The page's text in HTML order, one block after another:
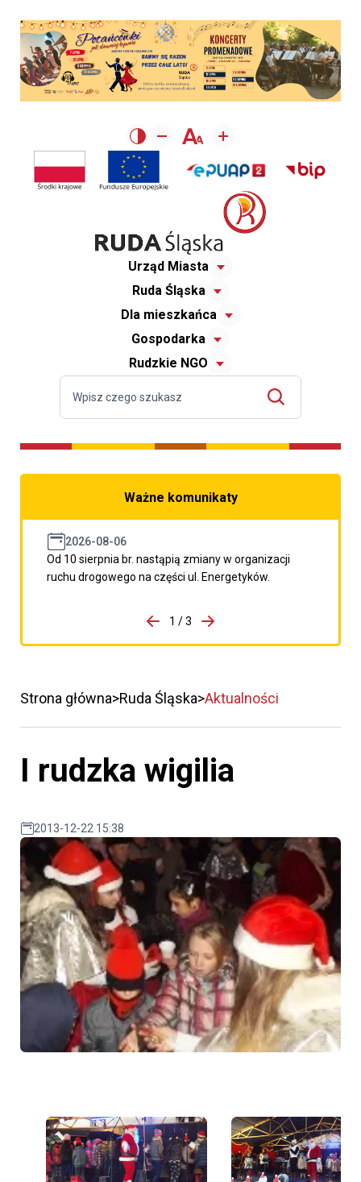
Urząd Miasta
Ruda Śląska
Dla mieszkańca
Gospodarka
Rudzkie NGO
Ważne komunikaty
2026-08-06
Od 10 sierpnia br. nastąpią zmiany w organizacji
ruchu drogowego na części ul. Energetyków.
porzpedniego komunikatu
1 / 3
Przejdź do następnego
Strona główna Ruda Śląska Aktualności
I rudzka wigilia
2013-12-22 15:38